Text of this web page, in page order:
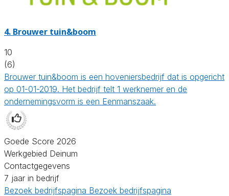
4. Brouwer tuin&boom
10
(6)
Brouwer tuin&boom is een hoveniersbedrijf dat is opgericht
op 01-01-2019. Het bedrijf telt 1 werknemer en de
ondernemingsvorm is een Eenmanszaak.
Goede Score 2026
Werkgebied Deinum
Contactgegevens
7 jaar in bedrijf
Bezoek bedrijfspagina Bezoek bedrijfspagina